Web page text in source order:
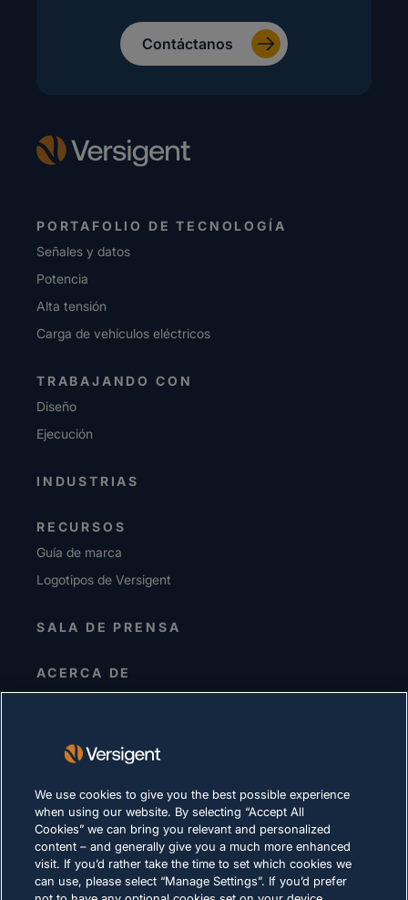
Contáctanos
PORTAFOLIO DE TECNOLOGÍA
Señales y datos
Potencia
Alta tensión
Carga de vehículos eléctricos
TRABAJANDO CON
Diseño
Ejecución
INDUSTRIAS
RECURSOS
Guía de marca
Logotipos de Versigent
SALA DE PRENSA
ACERCA DE
Alta dirección
Proveedores
CARRERAS
DECLARACIÓN DE PRIVACIDAD
We use cookies to give you the best possible experience
when using our website. By selecting “Accept All
Cookies” we can bring you relevant and personalized
content – and generally give you a much more enhanced
visit. If you’d rather take the time to set which cookies we
can use, please select “Manage Settings”. If you’d prefer